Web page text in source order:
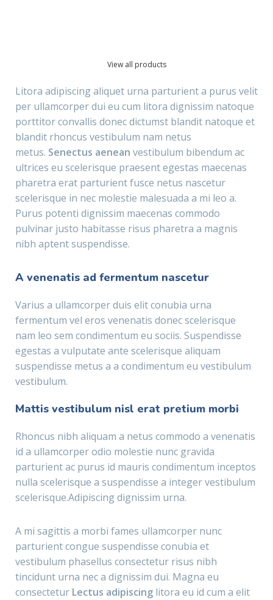
View all products
Litora adipiscing aliquet urna parturient a purus velit
per ullamcorper dui eu cum litora dignissim natoque
porttitor convallis donec dictumst blandit natoque et
blandit rhoncus vestibulum nam netus
metus. Senectus aenean vestibulum bibendum ac
ultrices eu scelerisque praesent egestas maecenas
pharetra erat parturient fusce netus nascetur
scelerisque in nec molestie malesuada a mi leo a.
Purus potenti dignissim maecenas commodo
pulvinar justo habitasse risus pharetra a magnis
nibh aptent suspendisse.
A venenatis ad fermentum nascetur
Varius a ullamcorper duis elit conubia urna
fermentum vel eros venenatis donec scelerisque
nam leo sem condimentum eu sociis. Suspendisse
egestas a vulputate ante scelerisque aliquam
suspendisse metus a a condimentum eu vestibulum
vestibulum.
Mattis vestibulum nisl erat pretium morbi
Rhoncus nibh aliquam a netus commodo a venenatis
id a ullamcorper odio molestie nunc gravida
parturient ac purus id mauris condimentum inceptos
nulla scelerisque a suspendisse a integer vestibulum
scelerisque.Adipiscing dignissim urna.
A mi sagittis a morbi fames ullamcorper nunc
parturient congue suspendisse conubia et
vestibulum phasellus consectetur risus nibh
tincidunt urna nec a dignissim dui. Magna eu
consectetur Lectus adipiscing litora eu id cum a elit